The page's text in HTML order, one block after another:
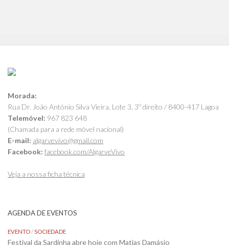
Morada:
Rua Dr. João António Silva Vieira, Lote 3, 3º direito / 8400-417 Lagoa
Telemóvel: 967 823 648
(Chamada para a rede móvel nacional)
E-mail: algarvevivo@gmail.com
Facebook: facebook.com/AlgarveVivo
Veja a nossa ficha técnica
AGENDA DE EVENTOS
EVENTO/SOCIEDADE
Festival da Sardinha abre hoje com Matias Damásio